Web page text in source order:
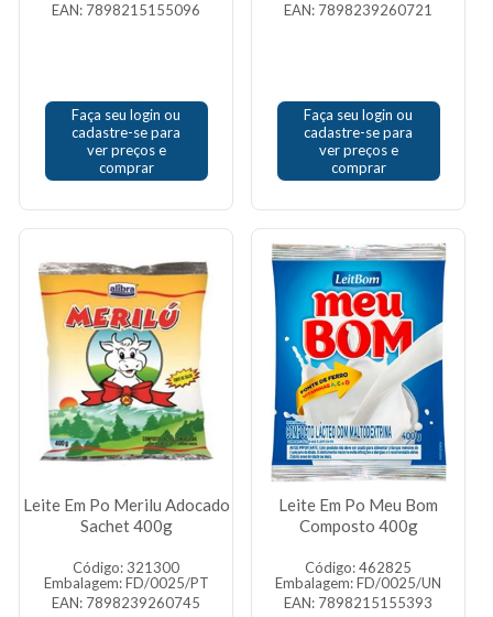
EAN: 7898215155096
Faça seu login ou
cadastre-se para
ver preços e
comprar
EAN: 7898239260721
Faça seu login ou
cadastre-se para
ver preços e
comprar
Leite Em Po Merilu Adocado
Sachet 400g
Código: 321300
Embalagem: FD/0025/PT
EAN: 7898239260745
Leite Em Po Meu Bom
Composto 400g
Código: 462825
Embalagem: FD/0025/UN
EAN: 7898215155393